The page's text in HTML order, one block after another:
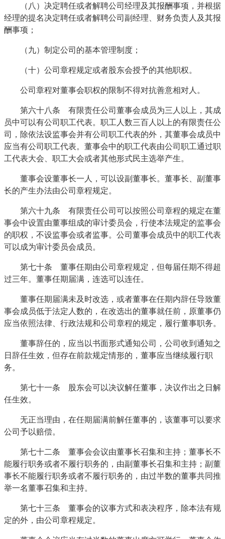
（八）决定聘任或者解聘公司经理及其报酬事项，并根据
经理的提名决定聘任或者解聘公司副经理、财务负责人及其报
酬事项；
（九）制定公司的基本管理制度；
（十）公司章程规定或者股东会授予的其他职权。
公司章程对董事会职权的限制不得对抗善意相对人。
第六十八条 有限责任公司董事会成员为三人以上，其成
员中可以有公司职工代表。职工人数三百人以上的有限责任公
司，除依法设监事会并有公司职工代表的外，其董事会成员中
应当有公司职工代表。董事会中的职工代表由公司职工通过职
工代表大会、职工大会或者其他形式民主选举产生。
董事会设董事长一人，可以设副董事长。董事长、副董事
长的产生办法由公司章程规定。
第六十九条 有限责任公司可以按照公司章程的规定在董
事会中设置由董事组成的审计委员会，行使本法规定的监事会
的职权，不设监事会或者监事。公司董事会成员中的职工代表
可以成为审计委员会成员。
第七十条 董事任期由公司章程规定，但每届任期不得超
过三年。董事任期届满，连选可以连任。
董事任期届满未及时改选，或者董事在任期内辞任导致董
事会成员低于法定人数的，在改选出的董事就任前，原董事仍
应当依照法律、行政法规和公司章程的规定，履行董事职务。
董事辞任的，应当以书面形式通知公司，公司收到通知之
日辞任生效，但存在前款规定情形的，董事应当继续履行职
务。
第七十一条 股东会可以决议解任董事，决议作出之日解
任生效。
无正当理由，在任期届满前解任董事的，该董事可以要求
公司予以赔偿。
第七十二条 董事会会议由董事长召集和主持；董事长不
能履行职务或者不履行职务的，由副董事长召集和主持；副董
事长不能履行职务或者不履行职务的，由过半数的董事共同推
举一名董事召集和主持。
第七十三条 董事会的议事方式和表决程序，除本法有规
定的外，由公司章程规定。